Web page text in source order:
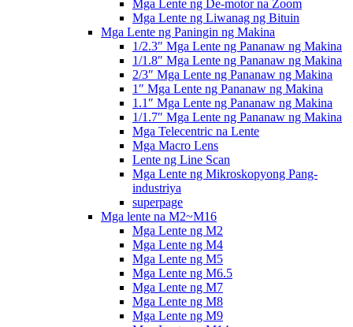
Mga Lente ng De-motor na Zoom
Mga Lente ng Liwanag ng Bituin
Mga Lente ng Paningin ng Makina
1/2.3″ Mga Lente ng Pananaw ng Makina
1/1.8″ Mga Lente ng Pananaw ng Makina
2/3″ Mga Lente ng Pananaw ng Makina
1″ Mga Lente ng Pananaw ng Makina
1.1″ Mga Lente ng Pananaw ng Makina
1/1.7″ Mga Lente ng Pananaw ng Makina
Mga Telecentric na Lente
Mga Macro Lens
Lente ng Line Scan
Mga Lente ng Mikroskopyong Pang-
industriya
superpage
Mga lente na M2~M16
Mga Lente ng M2
Mga Lente ng M4
Mga Lente ng M5
Mga Lente ng M6.5
Mga Lente ng M7
Mga Lente ng M8
Mga Lente ng M9